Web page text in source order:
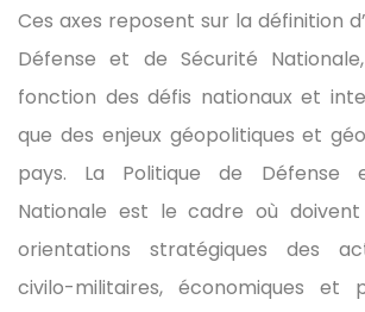
Ces axes reposent sur la définition
Défense et de Sécurité
fonction des défis nationaux et
que des enjeux géopolitiques et
pays. La Politique de Défense
Nationale est le cadre où
orientations stratégiques des
civilo-militaires, économiques et